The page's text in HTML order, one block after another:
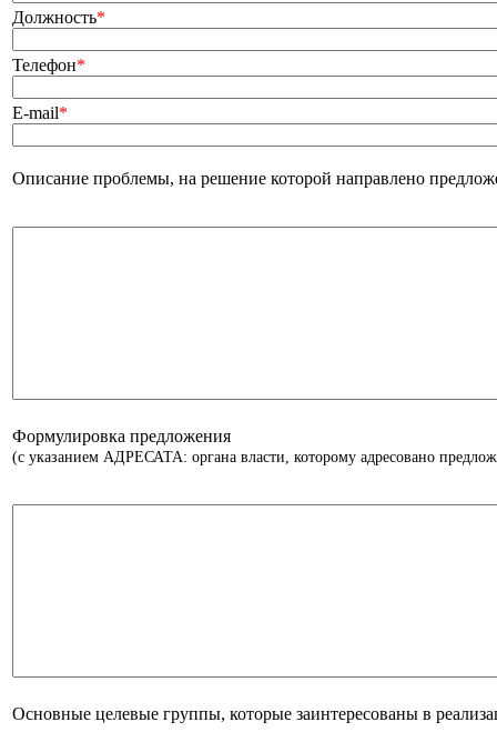
Должность*
Телефон*
E-mail*
Описание проблемы, на решение которой направлено
Формулировка предложения
(с указанием АДРЕСАТА: органа власти, которому адресовано
Основные целевые группы, которые заинтересованы в